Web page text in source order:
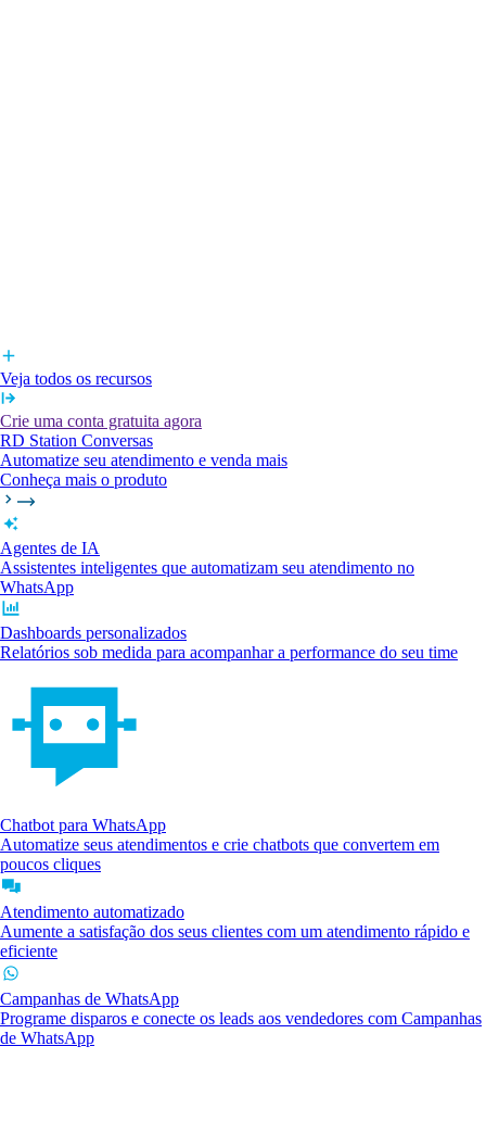
Veja todos os recursos
Crie uma conta gratuita agora
RD Station Conversas
Automatize seu atendimento e venda mais
Conheça mais o produto
Agentes de IA
Assistentes inteligentes que automatizam seu atendimento no
WhatsApp
Dashboards personalizados
Relatórios sob medida para acompanhar a performance do seu time
Chatbot para WhatsApp
Automatize seus atendimentos e crie chatbots que convertem em
poucos cliques
Atendimento automatizado
Aumente a satisfação dos seus clientes com um atendimento rápido e
eficiente
Campanhas de WhatsApp
Programe disparos e conecte os leads aos vendedores com Campanhas
de WhatsApp